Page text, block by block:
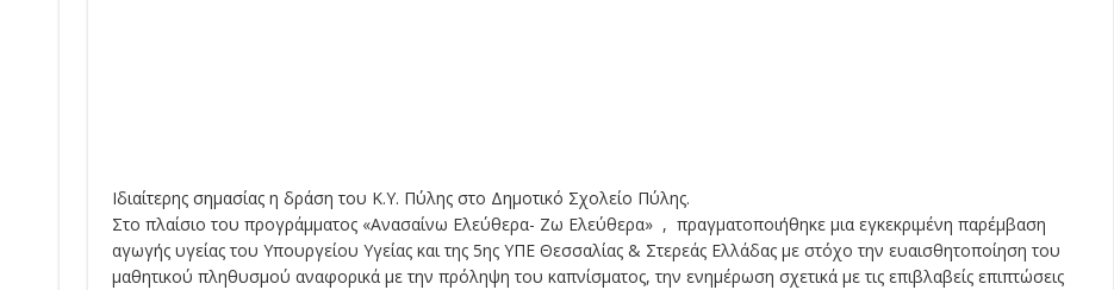
Ιδιαίτερης σημασίας η δράση του Κ.Υ. Πύλης στο Δημοτικό Σχολείο Πύλης.
Στο πλαίσιο του προγράμματος «Ανασαίνω Ελεύθερα- Ζω Ελεύθερα» , πραγματοποιήθηκε μια εγκεκριμένη παρέμβαση
αγωγής υγείας του Υπουργείου Υγείας και της 5ης ΥΠΕ Θεσσαλίας & Στερεάς Ελλάδας με στόχο την ευαισθητοποίηση του
μαθητικού πληθυσμού αναφορικά με την πρόληψη του καπνίσματος, την ενημέρωση σχετικά με τις επιβλαβείς επιπτώσεις